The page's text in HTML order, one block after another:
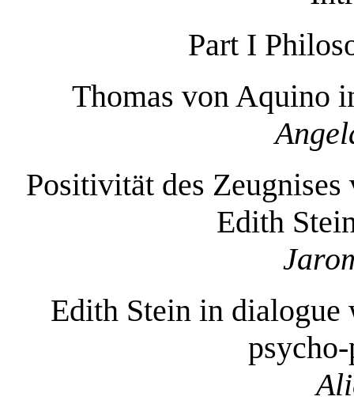
Part I
Thomas von Aquino
Positivität des
Edith
Edith Stein in dialogue